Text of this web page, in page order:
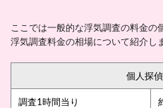
ここでは一般的な浮気調査の料金
浮気調査料金の相場について紹介し
個人探
調査1時間当り